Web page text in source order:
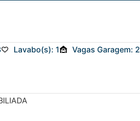
Lavabo(s): 1
Vagas Garagem: 2